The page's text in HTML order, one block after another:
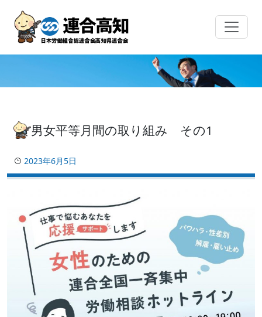
content
男女平等月間の取り組み その1
2023年6月5日